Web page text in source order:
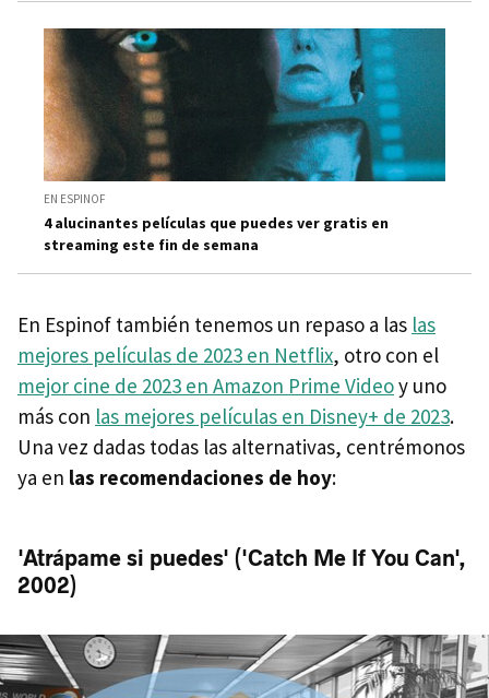
EN ESPINOF
4 alucinantes películas que puedes ver gratis en
streaming este fin de semana
En Espinof también tenemos un repaso a las las
mejores películas de 2023 en Netflix, otro con el
mejor cine de 2023 en Amazon Prime Videoy uno
más con las mejores películas en Disney+ de 2023.
Una vez dadas todas las alternativas, centrémonos
ya en las recomendaciones de hoy:
'Atrápame si puedes' ('Catch Me If You Can',
2002)